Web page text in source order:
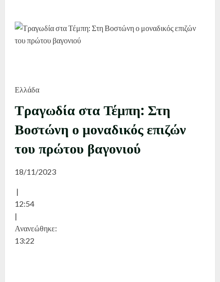
Ελλάδα
Τραγωδία στα Τέμπη: Στη
Βοστώνη ο μοναδικός επιζών
του πρώτου βαγονιού
18/11/2023
|
12:54
|
Ανανεώθηκε:
13:22